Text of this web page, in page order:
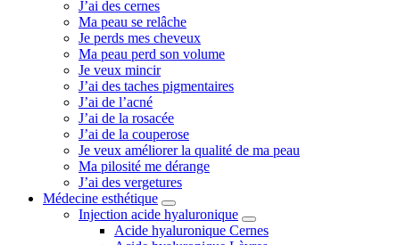
J’ai des cernes
Ma peau se relâche
Je perds mes cheveux
Ma peau perd son volume
Je veux mincir
J’ai des taches pigmentaires
J’ai de l’acné
J’ai de la rosacée
J’ai de la couperose
Je veux améliorer la qualité de ma peau
Ma pilosité me dérange
J’ai des vergetures
Médecine esthétique
Injection acide hyaluronique
Acide hyaluronique Cernes